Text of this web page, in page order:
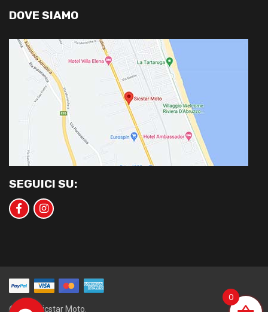
DOVE SIAMO
SEGUICI SU:
©2020 Sicstar Moto.
0